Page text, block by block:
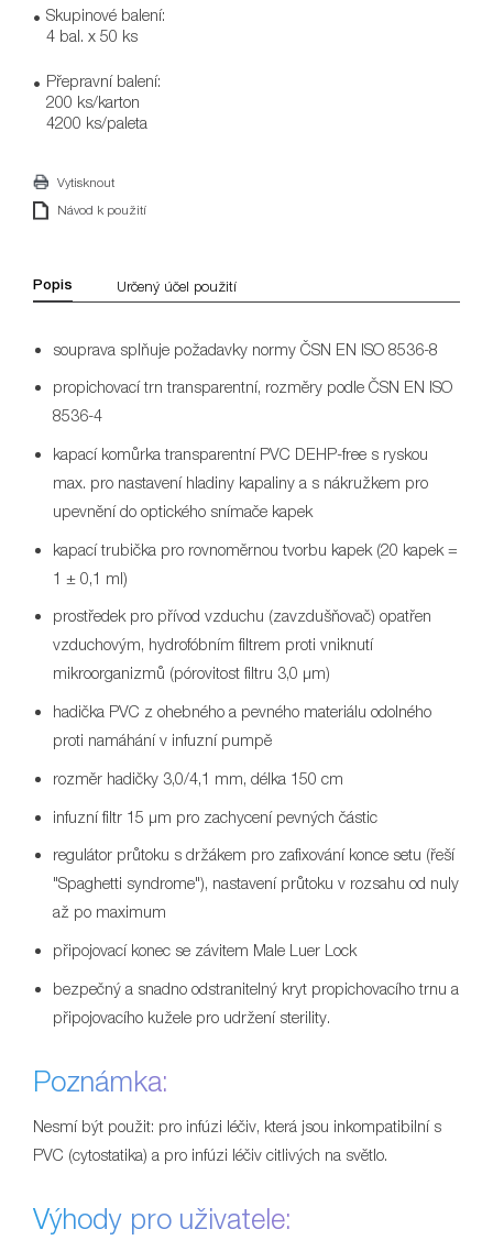
Skupinové balení:
4 bal. x 50 ks
Přepravní balení:
200 ks/karton
4200 ks/paleta
Vytisknout
Návod k použití
Popis Určený účel použití
souprava splňuje požadavky normy ČSN EN ISO 8536-8
propichovací trn transparentní, rozměry podle ČSN EN ISO
8536-4
kapací komůrka transparentní PVC DEHP-free s ryskou
max. pro nastavení hladiny kapaliny a s nákružkem pro
upevnění do optického snímače kapek
kapací trubička pro rovnoměrnou tvorbu kapek (20 kapek =
1 ± 0,1 ml)
prostředek pro přívod vzduchu (zavzdušňovač) opatřen
vzduchovým, hydrofóbním filtrem proti vniknutí
mikroorganizmů (pórovitost filtru 3,0 μm)
hadička PVC z ohebného a pevného materiálu odolného
proti namáhání v infuzní pumpě
rozměr hadičky 3,0/4,1 mm, délka 150 cm
infuzní filtr 15 μm pro zachycení pevných částic
regulátor průtoku s držákem pro zafixování konce setu (řeší
"Spaghetti syndrome"), nastavení průtoku v rozsahu od nuly
až po maximum
připojovací konec se závitem Male Luer Lock
bezpečný a snadno odstranitelný kryt propichovacího trnu a
připojovacího kužele pro udržení sterility.
Poznámka:
Nesmí být použit: pro infúzi léčiv, která jsou inkompatibilní s
PVC (cytostatika) a pro infúzi léčiv citlivých na světlo.
Výhody pro uživatele: